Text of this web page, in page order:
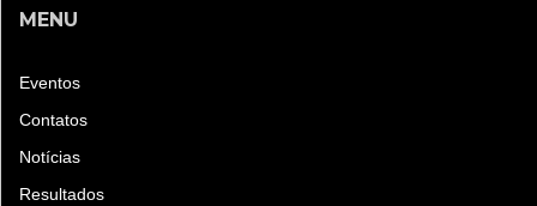
MENU
Eventos
Contatos
Notícias
Resultados